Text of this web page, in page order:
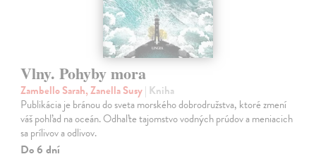
Vlny. Pohyby mora
Zambello Sarah, Zanella Susy| Kniha
Publikácia je bránou do sveta morského dobrodružstva, ktoré zmení
váš pohľad na oceán. Odhaľte tajomstvo vodných prúdov a meniacich
sa prílivov a odlivov.
Do 6 dní